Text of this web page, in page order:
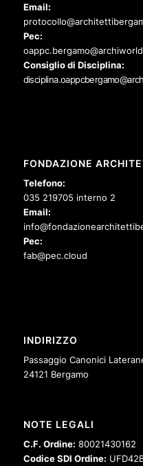
Email:
Pec:
Consiglio di Disciplina:
FONDAZIONE
Telefono:
035 219705 interno 2
Email:
Pec:
fab@pec.cloud
INDIRIZZO
Passaggio Canonici
24121 Bergamo
NOTE LEGALI
C.F. Ordine: 80021430162
Codice SDI Ordine: